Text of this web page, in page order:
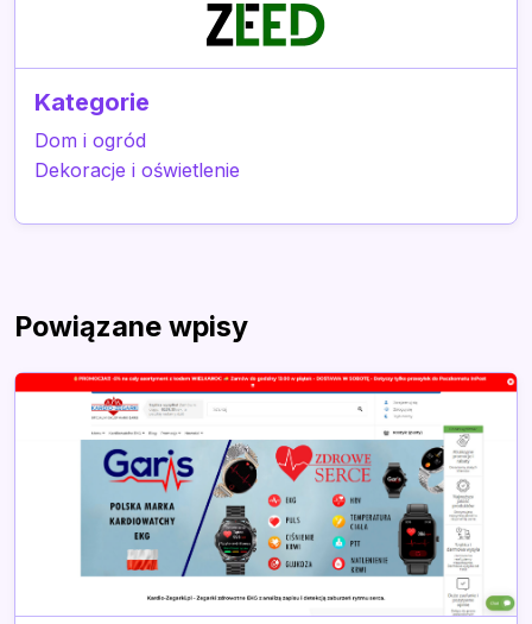
Kategorie
Dom i ogród
Dekoracje i oświetlenie
Powiązane wpisy